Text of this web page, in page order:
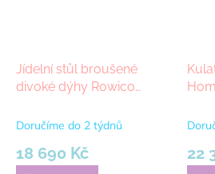
Jídelní stůl broušené
divoké dýhy Rowico
180x90 cm | dub, přírodní
Doručíme do 2 týdnů
18 690 Kč 22